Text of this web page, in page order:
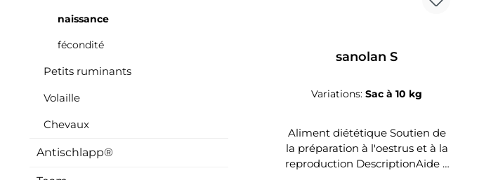
naissance
fécondité
Petits ruminants
Volaille
Chevaux
Antischlapp®
sanolan S
Variations:Sac à 10 kg
Aliment diététique Soutien de
la préparation à l'oestrus et à la
reproduction DescriptionAide à